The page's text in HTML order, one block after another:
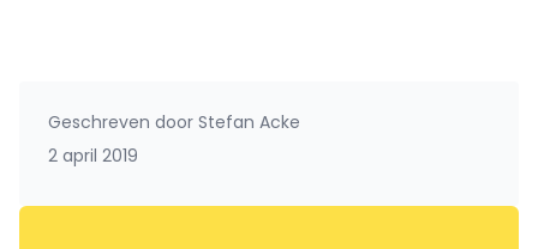
Geschreven door Stefan Acke
2 april 2019